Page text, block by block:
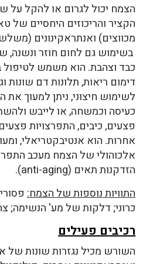
הצמח יכול לגרום או להקל על
הקציר והריכוזים היחסיים של
מכווצים) ואנתראקינונים
בשימוש גם לחום חוזר ונשנה,
כבד וצהבת. הוא משמש לטיפול
דימום ריאות, תלונות דם שונות
לשימוש חיצוני, ניתן למעוך
כעיסה וכמשחה, או לייבש
פצעים, כיבים, התפרצויות
אחרות. הוא אנטיבקטריאלי,
אלכוהולי של הצמח מעכב
הזדקנות תאים (anti-aging).
התוויות נוספות של הצמח:
כרוני; דלקות של מע' הנשימה;
רכיבים פעילים